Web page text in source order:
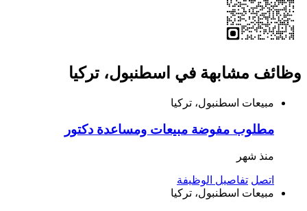
وظائف مشابهة في اسطنبول، تركيا
مبيعات اسطنبول، تركيا
مطلوب مفوضة مبيعات ومساعدة دكتور
منذ شهر
اتصل تفاصيل الوظيفة
مبيعات اسطنبول، تركيا